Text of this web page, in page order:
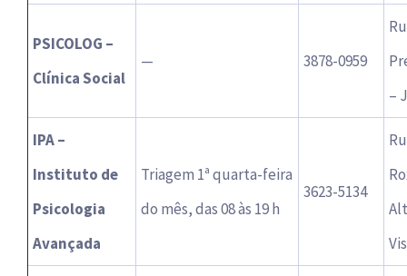
PSICOLOG –
Clínica Social
— 3878-0959
–
IPA –
Instituto de
Psicologia
Avançada
Triagem 1ª quarta-feira
do mês, das 08 às 19 h
3623-5134